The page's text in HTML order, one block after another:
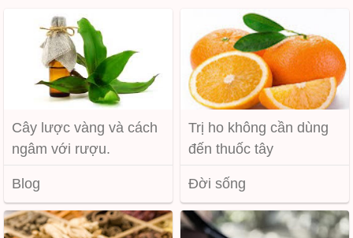
Cây lược vàng và cách
ngâm với rượu.
Blog
Trị ho không cần dùng
đến thuốc tây
Đời sống